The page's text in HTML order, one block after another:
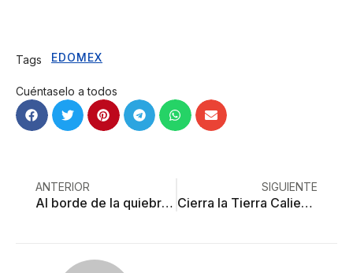
Tags EDOMEX
Cuéntaselo a todos
ANTERIOR
Al borde de la quiebra, comunidad transexual se une vs. coronavirus
SIGUIENTE
Cierra la Tierra Caliente sus fronteras: sólo insumos y residentes pasan